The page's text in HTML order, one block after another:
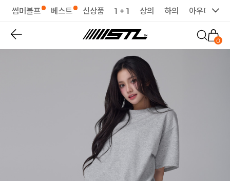
썸머블프 베스트 신상품 1 + 1 상의 하의 아우터
0